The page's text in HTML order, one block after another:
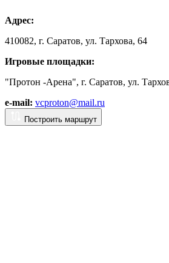
Адрес:
410082, г. Саратов, ул. Тархова, 64
Игровые площадки:
"Протон -Арена", г. Саратов, ул.
e-mail: vcproton@mail.ru
Построить маршрут